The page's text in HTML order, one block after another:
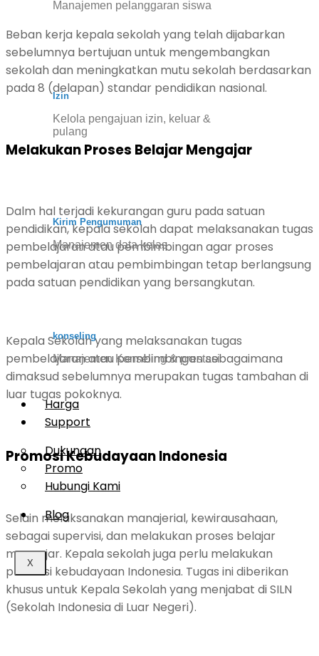
Manajemen pelanggaran siswa
Izin
Kelola pengajuan izin, keluar &
pulang
Kirim Pengumuman
Manajemen data kelas
konseling
Manajemen Konseling & prestasi
Harga
Support
Dukungan
Promo
Hubungi Kami
Blog
X
Beban kerja kepala sekolah yang telah dijabarkan
sebelumnya bertujuan untuk mengembangkan
sekolah dan meningkatkan mutu sekolah berdasarkan
pada 8 (delapan) standar pendidikan nasional.
Melakukan Proses Belajar Mengajar
Dalm hal terjadi kekurangan guru pada satuan
pendidikan, kepala sekolah dapat melaksanakan tugas
pembelajaran atau pembimbingan agar proses
pembelajaran atau pembimbingan tetap berlangsung
pada satuan pendidikan yang bersangkutan.
Kepala Sekolah yang melaksanakan tugas
pembelajaran atau pembimbingan sebagaimana
dimaksud sebelumnya merupakan tugas tambahan di
luar tugas pokoknya.
Promosi Kebudayaan Indonesia
Selain melaksanakan manajerial, kewirausahaan,
sebagai supervisi, dan melakukan proses belajar
mengajar. Kepala sekolah juga perlu melakukan
promosi kebudayaan Indonesia. Tugas ini diberikan
khusus untuk Kepala Sekolah yang menjabat di SILN
(Sekolah Indonesia di Luar Negeri).